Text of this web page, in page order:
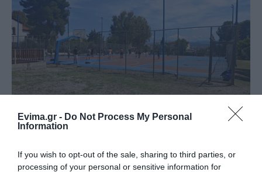
Evima.gr - Do Not Process My Personal
Information
If you wish to opt-out of the sale, sharing to third parties, or
processing of your personal or sensitive information for